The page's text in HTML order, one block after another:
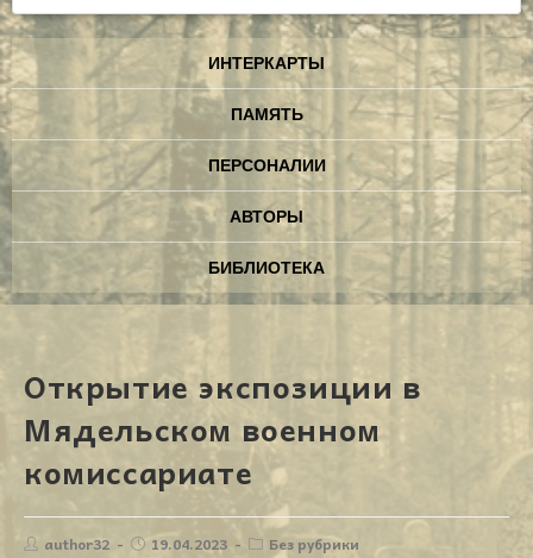
ИНТЕРКАРТЫ
ПАМЯТЬ
ПЕРСОНАЛИИ
АВТОРЫ
БИБЛИОТЕКА
Открытие экспозиции в
Мядельском военном
комиссариате
author32 19.04.2023 Без рубрики